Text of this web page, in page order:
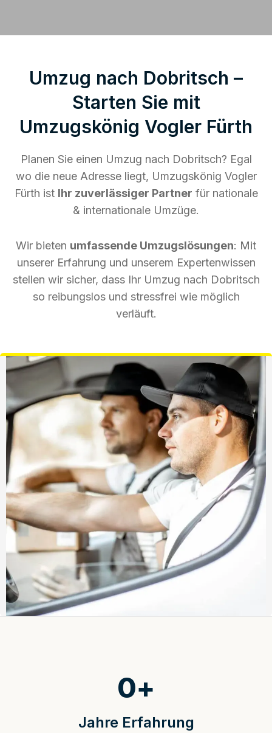
Umzug nach Dobritsch –
Starten Sie mit
Umzugskönig Vogler Fürth
Planen Sie einen Umzug nach Dobritsch? Egal
wo die neue Adresse liegt, Umzugskönig Vogler
Fürth ist Ihr zuverlässiger Partner für nationale
& internationale Umzüge.
Wir bieten umfassende Umzugslösungen: Mit
unserer Erfahrung und unserem Expertenwissen
stellen wir sicher, dass Ihr Umzug nach Dobritsch
so reibungslos und stressfrei wie möglich
verläuft.
Jahre Erfahrung
0+